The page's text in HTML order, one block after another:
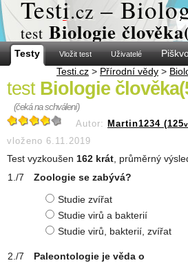
Testi.cz –
test Biologie
Testy Vložit test Uživatelé
Testi.cz > Přírodní vědy >
test Biologie
(čeká na schválení)
Autor: Martin1234 (125
vloženo 6.11.2019
Test vyzkoušen 162 krát, průměrný
Zoologie se zabývá?
Studie zvířat
Studie virů a bakterií
Studie virů, bakterií, zvířat
Paleontologie je věda o